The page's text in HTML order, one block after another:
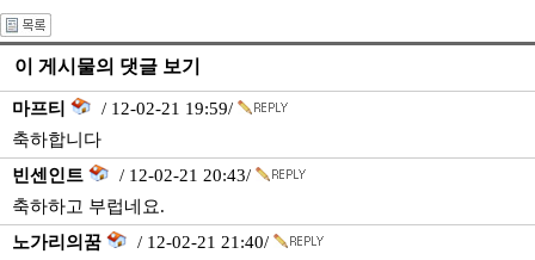
이 게시물의 댓글 보기
마프티
/ 12-02-21 19:59/
축하합니다
빈센인트
/ 12-02-21 20:43/
축하하고 부럽네요.
노가리의꿈
/ 12-02-21 21:40/